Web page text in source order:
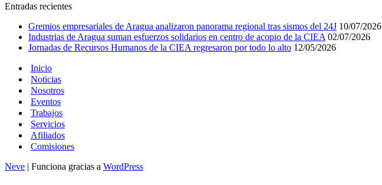
Entradas recientes
Gremios empresariales de Aragua analizaron panorama regional tras sismos del 24J 10/07/2026
Industrias de Aragua suman esfuerzos solidarios en centro de acopio de la CIEA 02/07/2026
Jornadas de Recursos Humanos de la CIEA regresaron por todo lo alto 12/05/2026
Inicio
Noticias
Nosotros
Eventos
Trabajos
Servicios
Afiliados
Comisiones
Neve | Funciona gracias a WordPress